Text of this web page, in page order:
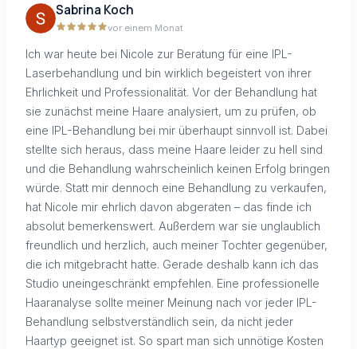
Sabrina Koch
vor einem Monat
Ich war heute bei Nicole zur Beratung für eine IPL-
Laserbehandlung und bin wirklich begeistert von ihrer
Ehrlichkeit und Professionalität. Vor der Behandlung hat
sie zunächst meine Haare analysiert, um zu prüfen, ob
eine IPL-Behandlung bei mir überhaupt sinnvoll ist. Dabei
stellte sich heraus, dass meine Haare leider zu hell sind
und die Behandlung wahrscheinlich keinen Erfolg bringen
würde. Statt mir dennoch eine Behandlung zu verkaufen,
hat Nicole mir ehrlich davon abgeraten – das finde ich
absolut bemerkenswert. Außerdem war sie unglaublich
freundlich und herzlich, auch meiner Tochter gegenüber,
die ich mitgebracht hatte. Gerade deshalb kann ich das
Studio uneingeschränkt empfehlen. Eine professionelle
Haaranalyse sollte meiner Meinung nach vor jeder IPL-
Behandlung selbstverständlich sein, da nicht jeder
Haartyp geeignet ist. So spart man sich unnötige Kosten